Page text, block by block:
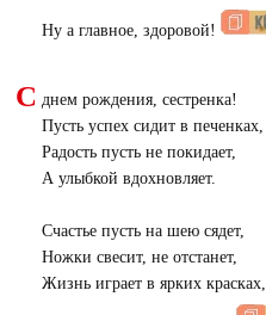
Ну а главное, здоровой!
С днем рождения, сестренка!
Пусть успех сидит в печенках,
Радость пусть не покидает,
А улыбкой вдохновляет.
Счастье пусть на шею сядет,
Ножки свесит, не отстанет,
Жизнь играет в ярких красках,